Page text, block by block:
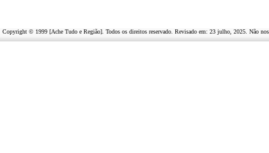
Copyright © 1999 [Ache Tudo e Região]. Todos os direitos reservado. Revisado em: 23 julho, 2025 . Não